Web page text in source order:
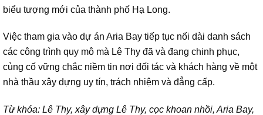
biểu tượng mới của thành phố Hạ Long.
Việc tham gia vào dự án Aria Bay tiếp tục nối dài danh sách
các công trình quy mô mà Lê Thy đã và đang chinh phục,
củng cố vững chắc niềm tin nơi đối tác và khách hàng về một
nhà thầu xây dựng uy tín, trách nhiệm và đẳng cấp.
Từ khóa: Lê Thy, xây dựng Lê Thy, cọc khoan nhồi, Aria Bay,